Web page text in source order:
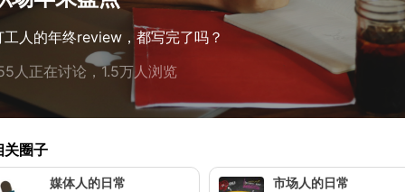
工人的年终review，都写完了吗？
人正在讨论，1.5万人浏览
关圈子
媒体人的日常 市场人的日常